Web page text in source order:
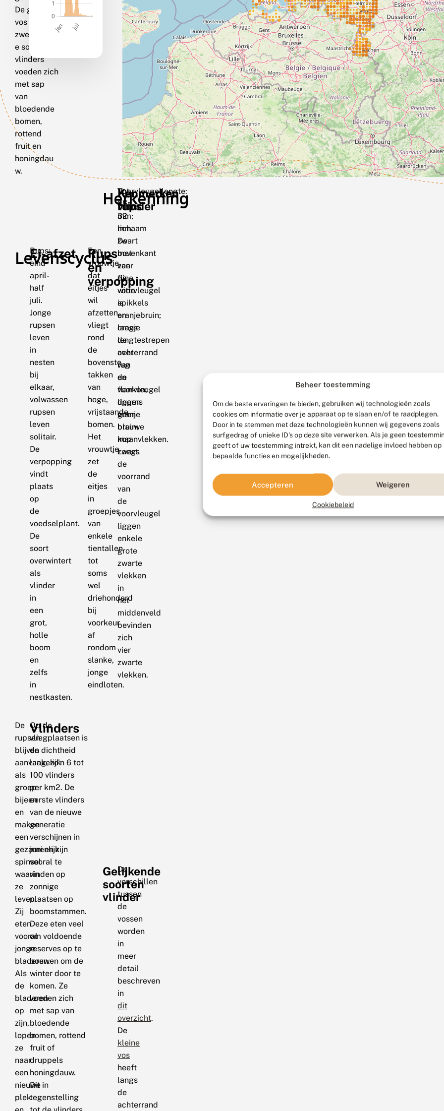
Beheer toestemming
Om de beste ervaringen te bieden, gebruiken wij technologieën zoals
cookies om informatie over je apparaat op te slaan en/of te raadplegen.
Door in te stemmen met deze technologieën kunnen wij gegevens zoals
surfgedrag of unieke ID's op deze site verwerken. Als je geen
geeft of uw toestemming intrekt, kan dit een nadelige invloed hebben op
bepaalde functies en mogelijkheden.
Accepteren Weigeren
Cookiebeleid
De grote
vos is een
zwerflustig
e soort. De
vlinders
voeden zich
met sap
van
bloedende
bomen,
rottend
fruit en
honingdau
w.
Levenscyclus
Rups:
eind
april-
half
juli.
Jonge
rupsen
leven
in
nesten
bij
elkaar,
volwassen
rupsen
leven
solitair.
De
verpopping
vindt
plaats
op
de
voedselplant.
De
soort
overwintert
als
vlinder
in
een
grot,
holle
boom
en
zelfs
in
nestkasten.
Ei-afzet
Een
vrouwtje
dat
eitjes
wil
afzetten,
vliegt
rond
de
bovenste
takken
van
hoge,
vrijstaande
bomen.
Het
vrouwtje
zet
de
eitjes
in
groepjes
van
enkele
tientallen
tot
soms
wel
driehonderd
bij
voorkeur
af
rondom
slanke,
jonge
eindloten.
Rups
en
verpopping
De
rupsen
blijven
aanvankelijk
als
groep
bijeen
en
maken
een
gezamenlijk
spinsel
waarin
ze
leven.
Zij
eten
vooral
jonge
bladeren.
Als
de
bladeren
op
zijn,
lopen
ze
naar
een
nieuwe
plek
Vlinders
Op de
vliegplaatsen is
de dichtheid
laag, zo’n 6 tot
100 vlinders
per km2. De
eerste vlinders
van de nieuwe
generatie
verschijnen in
juni en zijn
vooral te
vinden op
zonnige
plaatsen op
boomstammen.
Deze eten veel
om voldoende
reserves op te
bouwen om de
winter door te
komen. Ze
voeden zich
met sap van
bloedende
bomen, rottend
fruit of
druppels
honingdauw.
Dit in
tegenstelling
Herkenning
Kenmerken
vlinder
Voorvleugellengte:
27-
32
mm.
De
bovenkant
van
de
voorvleugel
is
oranjebruin;
langs
de
achterrand
van
de
voorvleugel
liggen
geen
blauwe
maanvlekken.
Langs
de
voorrand
van
de
voorvleugel
liggen
enkele
grote
zwarte
vlekken
in
het
middenveld
bevinden
zich
vier
zwarte
vlekken.
Kenmerken
rups
Tot
45
mm;
lichaam
zwart
met
zeer
fijne
witte
spikkels
en
oranje
lengtestrepen
over
rug
en
flanken;
doorns
oranje
bruin;
kop
zwart.
Gelijkende
soorten
vlinder
De
verschillen
tussen
de
vossen
worden
in
meer
detail
beschreven
in
dit
overzicht.
De
kleine
vos
heeft
langs
de
achterrand